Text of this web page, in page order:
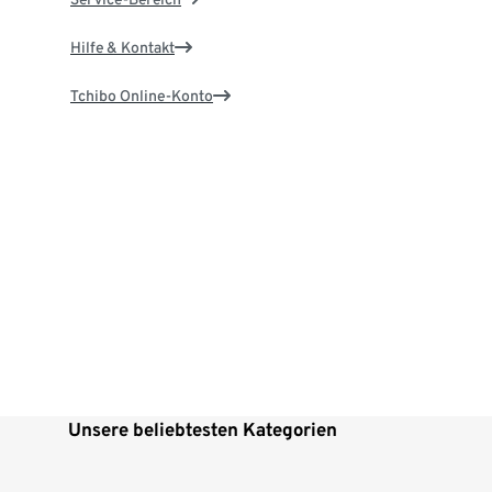
Hilfe & Kontakt
Tchibo Online-Konto
Unsere beliebtesten Kategorien